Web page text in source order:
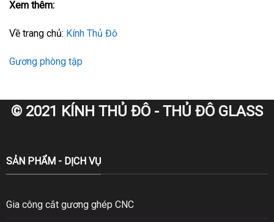
Xem thêm:
Về trang chủ: Kính Thủ Đô
Gương phòng tập
© 2021 KÍNH THỦ ĐÔ - THỦ ĐÔ GLASS
SẢN PHẨM - DỊCH VỤ
Gia công cắt gương ghép CNC